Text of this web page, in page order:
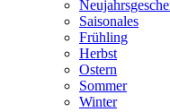
Saisonales
Frühling
Herbst
Ostern
Sommer
Winter